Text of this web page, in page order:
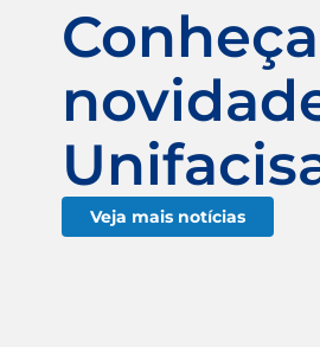
Veja mais notícias